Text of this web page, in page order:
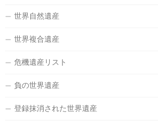
世界自然遺産
世界複合遺産
危機遺産リスト
負の世界遺産
登録抹消された世界遺産